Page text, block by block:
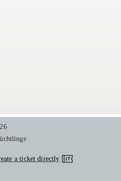
a ticket directly